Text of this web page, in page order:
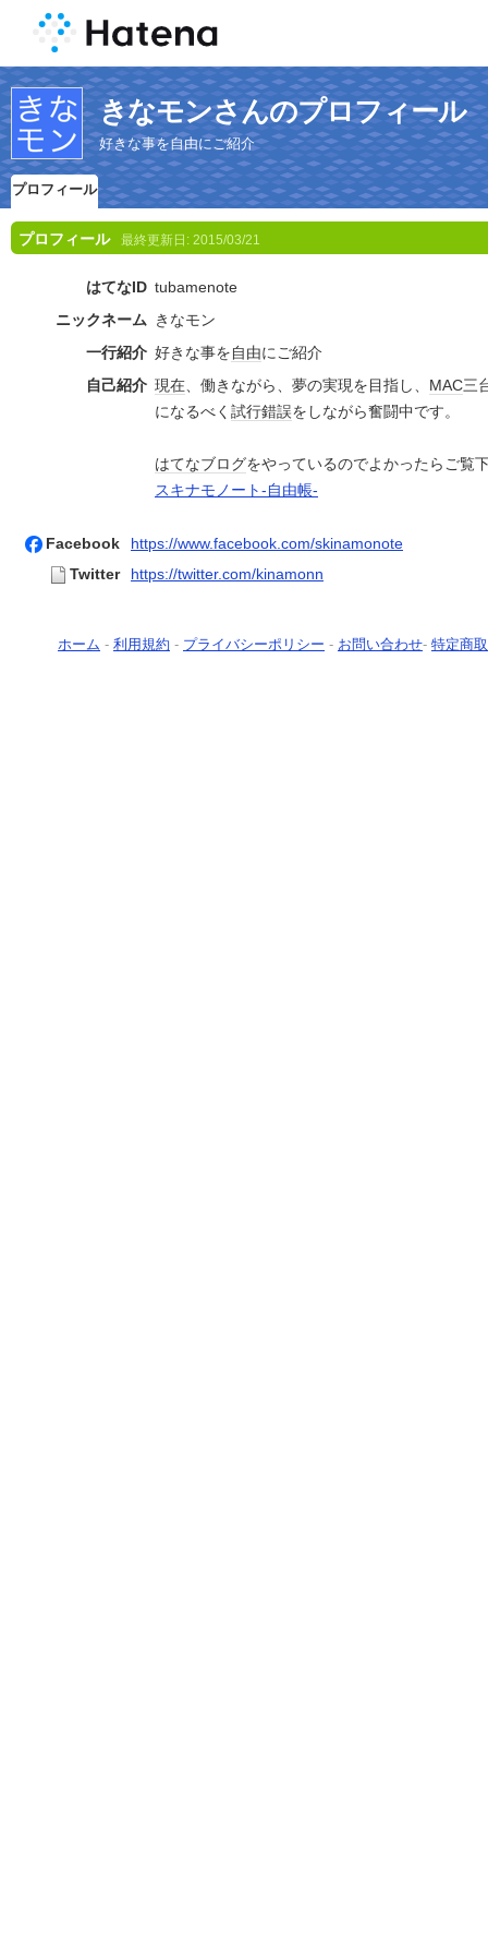
きなモンさんのプロフィール
好きな事を自由にご紹介
プロフィール
プロフィール 最終更新日: 2015/03/21
はてなID tubamenote
ニックネーム きなモン
一行紹介 好きな事を自由にご紹介
自己紹介 現在、働きながら、夢の実現を目指し、 MAC三
になるべく 試行錯誤をしながら奮闘中です。
はてなブログをやっているのでよかったらご覧
スキナモノート-自由帳-
Facebook
https://www.facebook.com/skinamonote
Twitter
https://twitter.com/kinamonn
ホーム - 利用規約 - プライバシーポリシー - お問い合わせ- 特定商